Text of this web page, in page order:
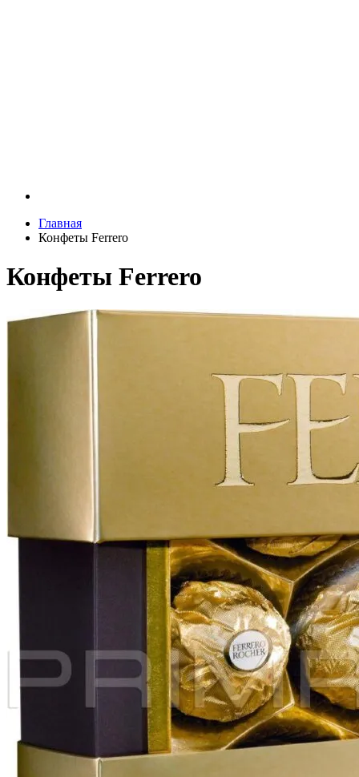
Главная
Конфеты Ferrero
Конфеты Ferrero